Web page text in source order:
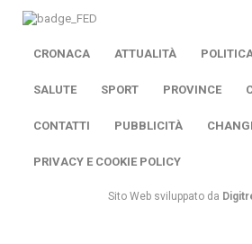
CRONACA ATTUALITÀ
SALUTE SPORT PROVINCE
CONTATTI PUBBLICITÀ
PRIVACY E COOKIE POLICY
Sito Web sviluppato da